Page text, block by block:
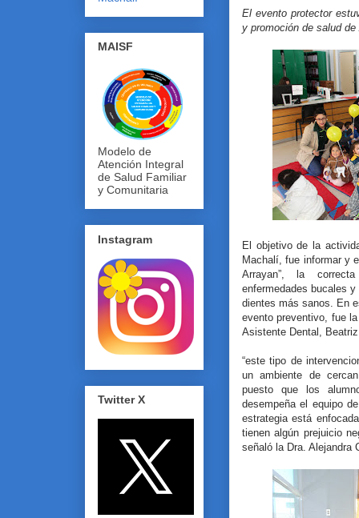
El evento protector
y promoción de salud
El objetivo de la
Machalí, fue informar y
Arrayan”, la
enfermedades bucales
dientes más sanos. En
evento preventivo, fue
Asistente Dental,
“este tipo de
un ambiente de
puesto que los
desempeña el equipo
estrategia está
tienen algún prejuicio
señaló la Dra. Alejandra
MAISF
Modelo de
Atención Integral
de Salud Familiar
y Comunitaria
Instagram
Twitter X